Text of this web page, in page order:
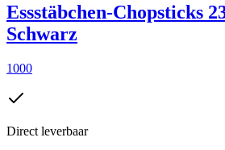
Essstäbchen-Chopsticks
Schwarz
1000
Direct leverbaar